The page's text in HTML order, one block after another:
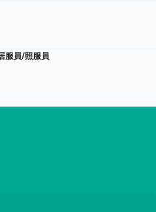
服員/照服員